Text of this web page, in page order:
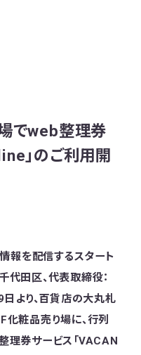
でweb整理券
」のご利用開
報を配信するスタート
代田区、代表取締役：
日より、百貨店の大丸札
化粧品売り場に、行列
理券サービス「VACAN